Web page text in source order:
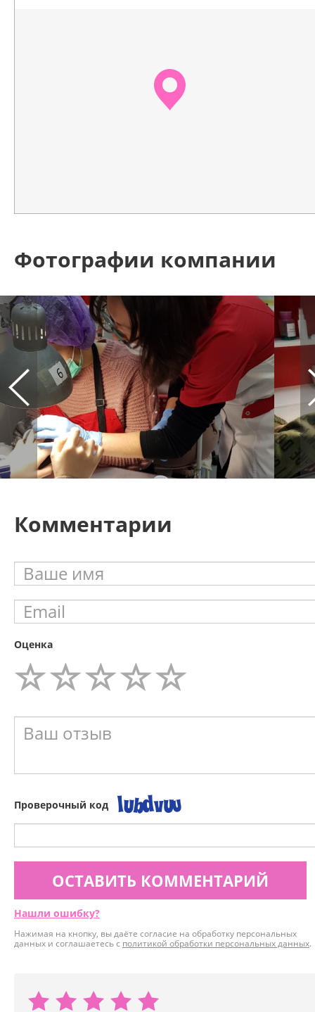
Фотографии компании
Комментарии
Оценка
Проверочный код
ОСТАВИТЬ КОММЕНТАРИЙ
Нашли ошибку?
Нажимая на кнопку, вы даёте согласие на обработку персональных
данных и соглашаетесь с политикой обработки персональных данных.